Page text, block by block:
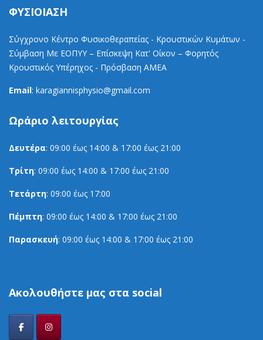
ΦΥΣΙΟΙΑΣΗ
Σύγχρονο Κέντρο Φυσικοθεραπείας - Κρουστικών Κυμάτων -
Σύμβαση Με ΕΟΠΥΥ – Επίσκεψη Κατ' Οίκον – Φορητός
Κρουστικός Υπέρηχος - Πρόσβαση ΑΜΕΑ
Email: karagiannisphysio@gmail.com
Ωράριο λειτουργίας
Δευτέρα: 09:00 έως 14:00 & 17:00 έως 21:00
Τρίτη: 09:00 έως 14:00 & 17:00 έως 21:00
Τετάρτη: 09:00 έως 17:00
Πέμπτη: 09:00 έως 14:00 & 17:00 έως 21:00
Παρασκευή: 09:00 έως 14:00 & 17:00 έως 21:00
Ακολουθήστε μας στα social